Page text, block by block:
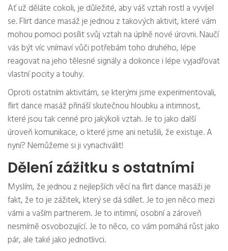
Ať už děláte cokoli, je důležité, aby váš vztah rostl a vyvíjel
se. Flirt dance masáž je jednou z takových aktivit, které vám
mohou pomoci posílit svůj vztah na úplně nové úrovni. Naučí
vás být víc vnímaví vůči potřebám toho druhého, lépe
reagovat na jeho tělesné signály a dokonce i lépe vyjadřovat
vlastní pocity a touhy.
Oproti ostatním aktivitám, se kterými jsme experimentovali,
flirt dance masáž přináší skutečnou hloubku a intimnost,
které jsou tak cenné pro jakýkoli vztah. Je to jako další
úroveň komunikace, o které jsme ani netušili, že existuje. A
nyní? Nemůžeme si ji vynachválit!
Dělení zážitku s ostatními
Myslím, že jednou z nejlepších věcí na flirt dance masáži je
fakt, že to je zážitek, který se dá sdílet. Je to jen něco mezi
vámi a vaším partnerem. Je to intimní, osobní a zároveň
nesmírně osvobozující. Je to něco, co vám pomáhá růst jako
pár, ale také jako jednotlivci.